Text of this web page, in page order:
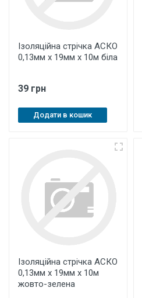
Ізоляційна стрічка АСКО
0,13мм х 19мм х 10м біла
39 грн
Додати в кошик
Ізоляційна стрічка АСКО
0,13мм х 19мм х 10м
жовто-зелена